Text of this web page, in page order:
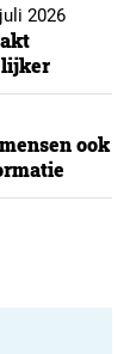
2026
ook